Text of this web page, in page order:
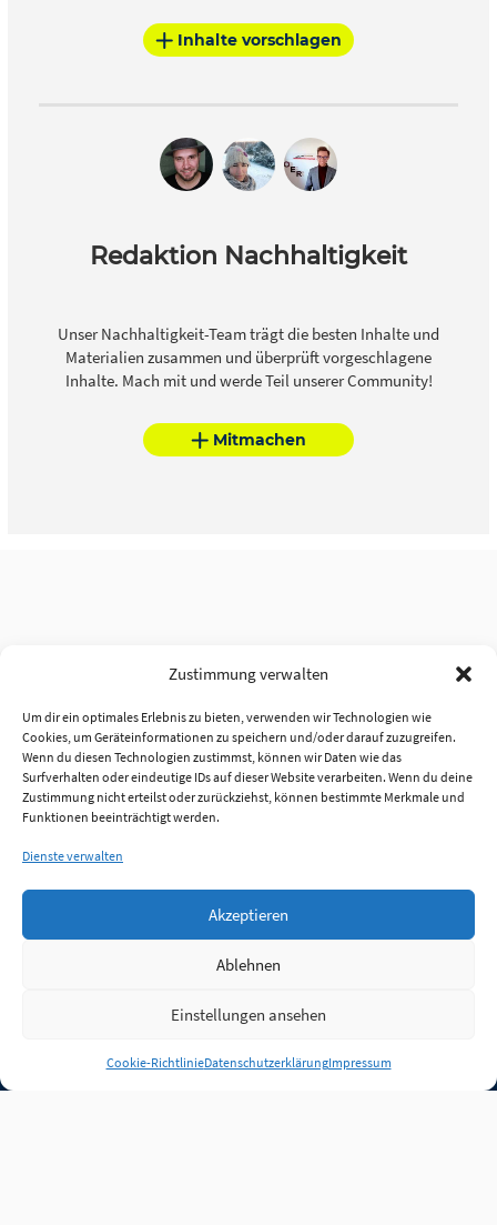
Zustimmung verwalten
Um dir ein optimales Erlebnis zu bieten, verwenden wir Technologien wie
Cookies, um Geräteinformationen zu speichern und/oder darauf zuzugreifen.
Wenn du diesen Technologien zustimmst, können wir Daten wie das
Surfverhalten oder eindeutige IDs auf dieser Website verarbeiten. Wenn du deine
Zustimmung nicht erteilst oder zurückziehst, können bestimmte Merkmale und
Funktionen beeinträchtigt werden.
Dienste verwalten
Akzeptieren
Ablehnen
Einstellungen ansehen
Cookie-RichtlinieDatenschutzerklärungImpressum
Inhalte vorschlagen
Redaktion Nachhaltigkeit
Unser Nachhaltigkeit-Team trägt die besten Inhalte und
Materialien zusammen und überprüft vorgeschlagene
Inhalte. Mach mit und werde Teil unserer Community!
Mitmachen
Anmelden
Jobs Partner FAQ Quellen